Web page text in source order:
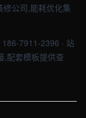
公司,能耗优化集
7911-2396 · 站
,配套模板提供查